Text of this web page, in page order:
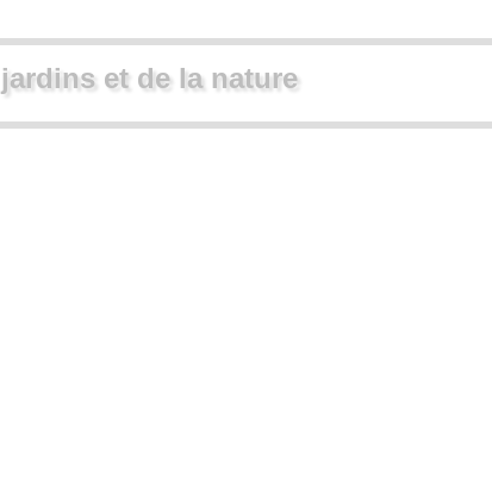
et de la nature